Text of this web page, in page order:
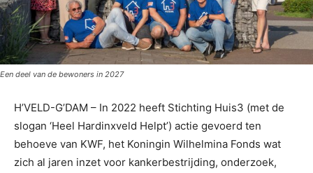
Een deel van de bewoners in 2027
H’VELD-G’DAM – In 2022 heeft Stichting Huis3 (met de
slogan ‘Heel Hardinxveld Helpt’) actie gevoerd ten
behoeve van KWF, het Koningin Wilhelmina Fonds wat
zich al jaren inzet voor kankerbestrijding, onderzoek,